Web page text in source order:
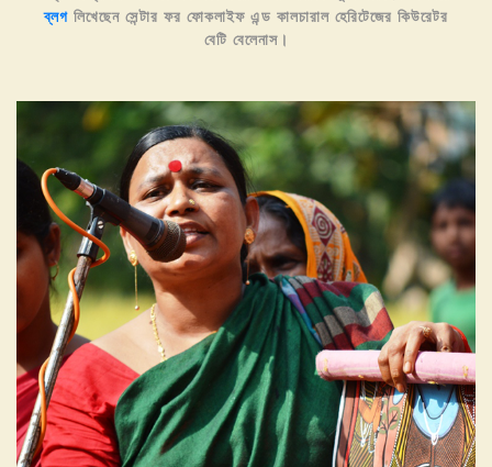
ব্লগ লিখেছেন সেন্টার ফর ফোকলাইফ এন্ড কালচারাল হেরিটেজের কিউরেটর
বেটি বেলেনাস।